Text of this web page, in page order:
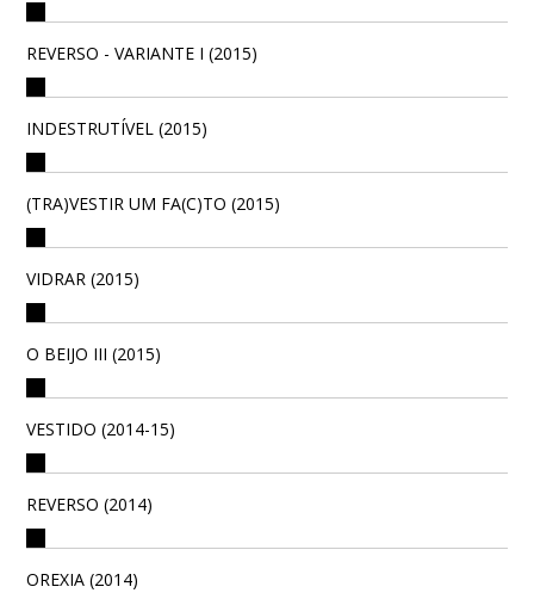
REVERSO - VARIANTE I (2015)
INDESTRUTÍVEL (2015)
(TRA)VESTIR UM FA(C)TO (2015)
VIDRAR (2015)
O BEIJO III (2015)
VESTIDO (2014-15)
REVERSO (2014)
OREXIA (2014)